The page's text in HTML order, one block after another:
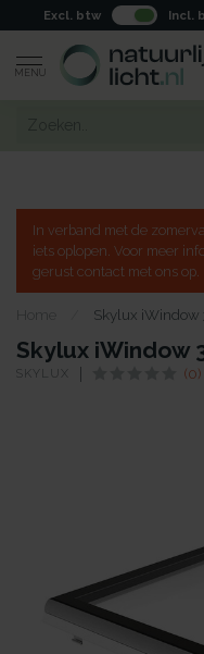
Excl. btw Incl.
MENU
In verband met de
iets oplopen. Voor meer
gerust contact met ons op.
Home Skylux iWindow
Skylux iWindow
SKYLUX (0)